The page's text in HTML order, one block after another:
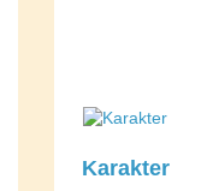
Karakter